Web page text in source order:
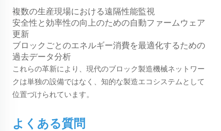
複数の生産現場における遠隔性能監視
安全性と効率性の向上のための自動ファームウェア
更新
ブロックごとのエネルギー消費を最適化するための
過去データ分析
これらの革新により、現代のブロック製造機械ネットワー
クは単独の設備ではなく、知的な製造エコシステムとして
位置づけられています。
よくある質問